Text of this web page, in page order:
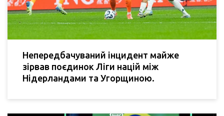
Непередбачуваний інцидент майже
зірвав поєдинок Ліги націй між
Нідерландами та Угорщиною.